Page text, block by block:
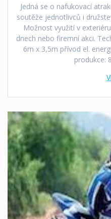
Jedná se o nafukovací
soutěže jednotlivců i
Možnost využití v
dnech nebo firemní akci.
6m x 3,5m přívod el.
produkce: